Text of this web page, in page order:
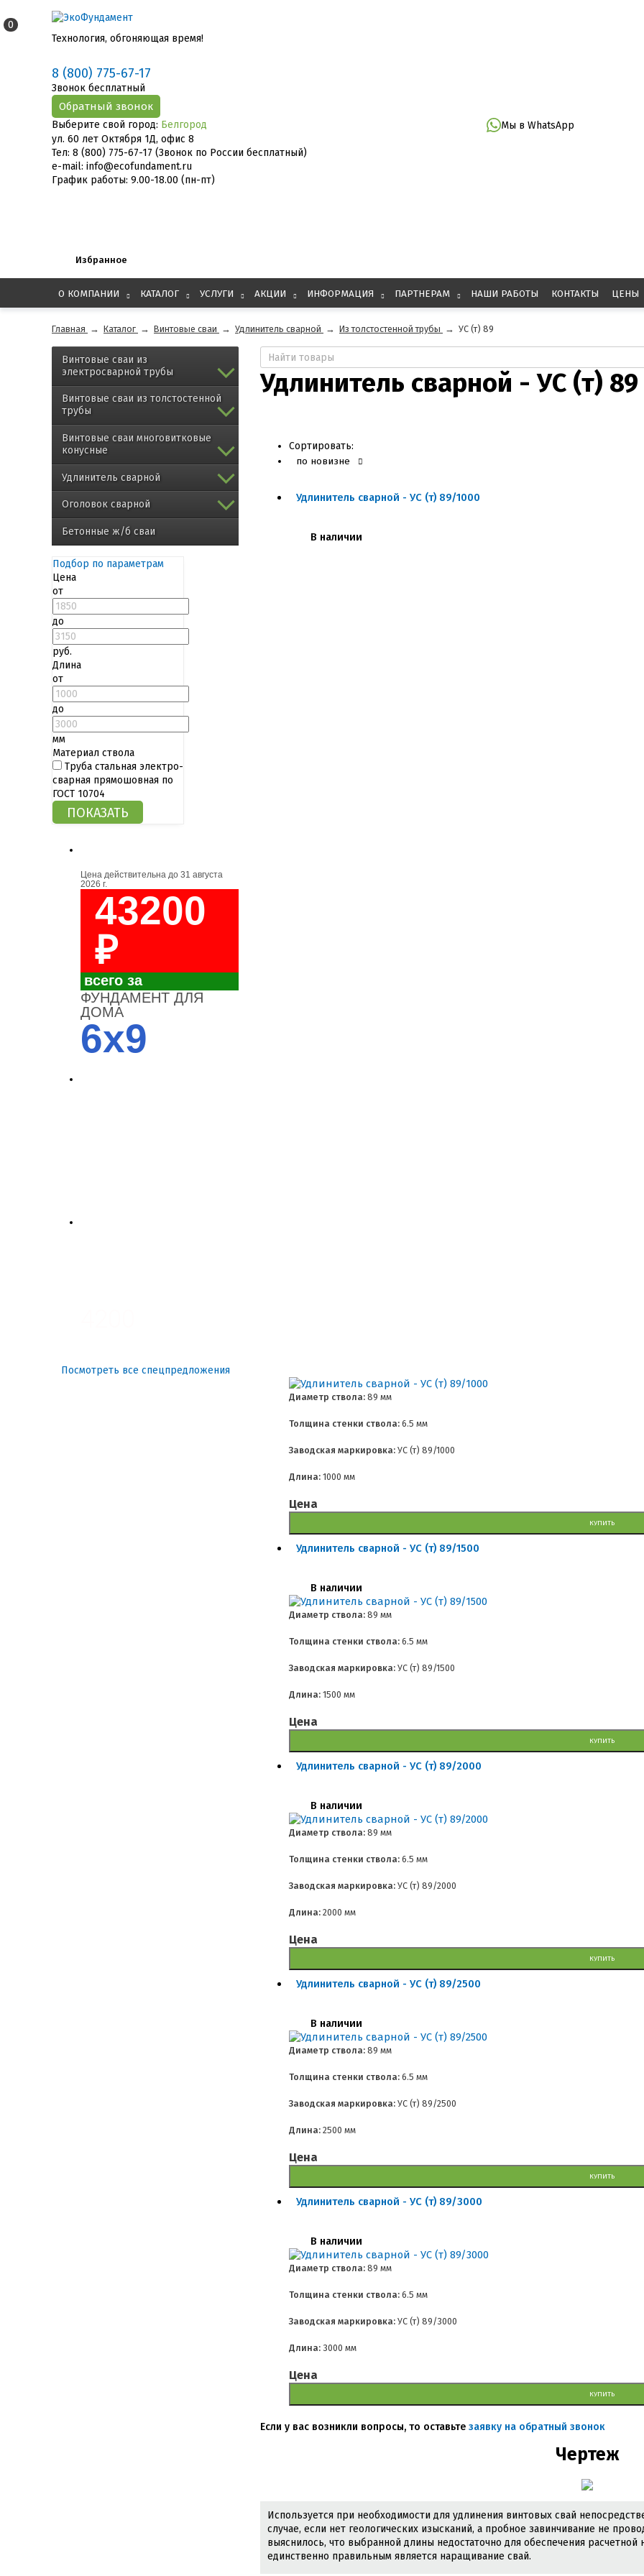
Технология, обгоняющая время!
8 (800) 775-67-17
Звонок бесплатный
Выберите свой город: Белгород
Мы в WhatsApp
ул. 60 лет Октября 1Д, офис 8
Тел: 8 (800) 775-67-17 (Звонок по России бесплатный)
e-mail: info@ecofundament.ru
График работы: 9.00-18.00 (пн-пт)
0
Избранное
О КОМПАНИИ КАТАЛОГ УСЛУГИ АКЦИИ ИНФОРМАЦИЯ ПАРТНЕРАМ НАШИ РАБОТЫ КОНТАКТЫ ЦЕНЫ
Главная → Каталог → Винтовые сваи → Удлинитель сварной → Из толстостенной трубы → УС (т) 89
Винтовые сваи из
электросварной трубы
Винтовые сваи из толстостенной
трубы
Винтовые сваи многовитковые
конусные
Удлинитель сварной
Оголовок сварной
Бетонные ж/б сваи
Подбор по параметрам
Цена
от
до
руб.
Длина
от
до
мм
Материал ствола
Труба стальная электро-
сварная прямошовная по
ГОСТ 10704
Цена действительна до 31 августа
2026 г.
43200
₽
всего за
ФУНДАМЕНТ ДЛЯ
ДОМА
6x9
Посмотреть все спецпредложения
Удлинитель сварной - УС (т) 89
Сортировать:
по новизне
Удлинитель сварной - УС (т) 89/1000
В наличии
Диаметр ствола: 89 мм
Толщина стенки ствола: 6.5 мм
Заводская маркировка: УС (т) 89/1000
Длина: 1000 мм
Цена
КУПИТЬ
Удлинитель сварной - УС (т) 89/1500
В наличии
Диаметр ствола: 89 мм
Толщина стенки ствола: 6.5 мм
Заводская маркировка: УС (т) 89/1500
Длина: 1500 мм
Цена
КУПИТЬ
Удлинитель сварной - УС (т) 89/2000
В наличии
Диаметр ствола: 89 мм
Толщина стенки ствола: 6.5 мм
Заводская маркировка: УС (т) 89/2000
Длина: 2000 мм
Цена
КУПИТЬ
Удлинитель сварной - УС (т) 89/2500
В наличии
Диаметр ствола: 89 мм
Толщина стенки ствола: 6.5 мм
Заводская маркировка: УС (т) 89/2500
Длина: 2500 мм
Цена
КУПИТЬ
Удлинитель сварной - УС (т) 89/3000
В наличии
Диаметр ствола: 89 мм
Толщина стенки ствола: 6.5 мм
Заводская маркировка: УС (т) 89/3000
Длина: 3000 мм
Цена
КУПИТЬ
Если у вас возникли вопросы, то оставьте заявку на обратный звонок
Чертеж
Используется при необходимости для удлинения винтовых свай
случае, если нет геологических изысканий, а пробное завинчивание не
выяснилось, что выбранной длины недостаточно для обеспечения расчетной
единственно правильным является наращивание свай.